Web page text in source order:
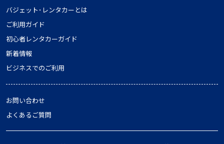
バジェット･レンタカーとは
ご利用ガイド
初心者レンタカーガイド
新着情報
ビジネスでのご利用
お問い合わせ
よくあるご質問